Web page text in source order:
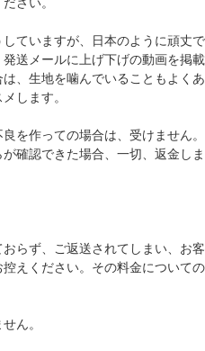
ていますが、日本のように頑丈で
送メールに上げ下げの動画を掲載
、生地を噛んでいることもよくあ
します。
を作っての場合は、受けません。
確認できた場合、一切、返金しま
らず、ご返送されてしまい、お客
えください。その料金についての
ん。